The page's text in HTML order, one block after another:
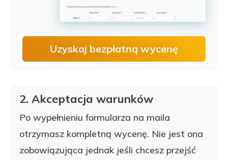
Uzyskaj bezpłatną wycenę
2. Akceptacja warunków
Po wypełnieniu formularza na maila
otrzymasz kompletną wycenę. Nie jest ona
zobowiązująca jednak jeśli chcesz przejść